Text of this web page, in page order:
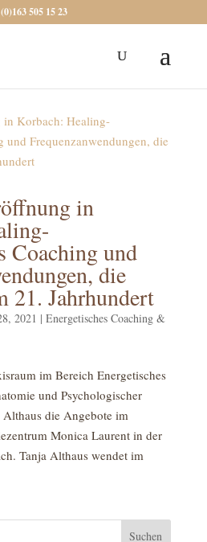
505 15 23
in
Coaching und
die
21. Jahrhundert
2021 | Energetisches Coaching &
im Bereich Energetisches
und Psychologischer
die Angebote im
Monica Laurent in der
Tanja Althaus wendet im